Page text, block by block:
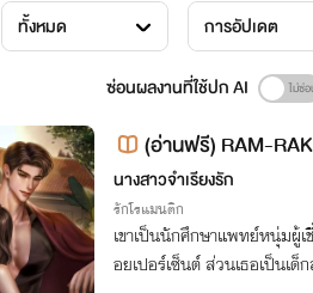
ทั้งหมด การอัปเดต
ซ่อนผลงานที่ใช้ปก AI
(อ่านฟรี) RAM-
จำเรียง)
นางสาวจำเรียงรัก
รักโรแมนติก
เขาเป็นนักศึกษาแพทย์หนุ่มผู้
อยเปอร์เซ็นต์ ส่วนเธอเป็นเด็